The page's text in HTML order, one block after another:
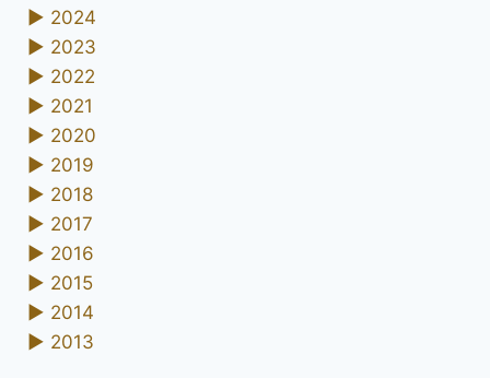
► 2024
► 2023
► 2022
► 2021
► 2020
► 2019
► 2018
► 2017
► 2016
► 2015
► 2014
► 2013